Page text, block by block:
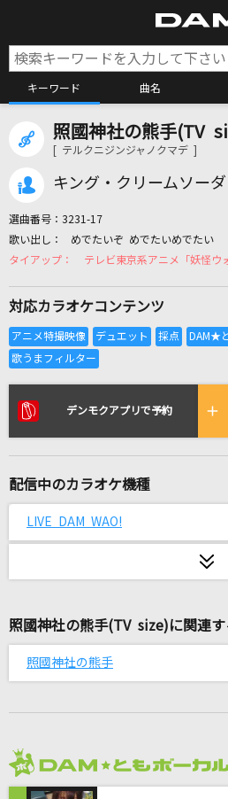
キーワード 曲名
カラオケ
カラオケリク
リアルタイムで歌われ
1/3の純情な感情
ちゃんみな
悲しみの恋世界
≠ME
[良音]三日月
Hilcrhyme(ヒルクライム)
照國神社の熊手(TV
[ テルクニジンジャノクマデ ]
キング・クリームソーダ
選曲番号： 3231-17
めでたいぞ めでたいめでたい
テレビ東京系アニメ「妖怪ウ
対応カラオケコンテンツ
デンモクアプリで予約
配信中のカラオケ機種
LIVE DAM WAO!
照國神社の熊手(TV size)に関連
照國神社の熊手